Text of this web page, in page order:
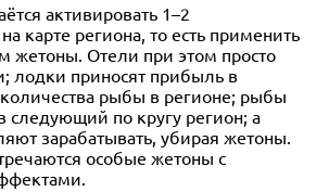
активировать 1–2
карте региона, то есть применить
жетоны. Отели при этом просто
лодки приносят прибыль в
количества рыбы в регионе; рыбы
следующий по кругу регион; а
зарабатывать, убирая жетоны.
особые жетоны с